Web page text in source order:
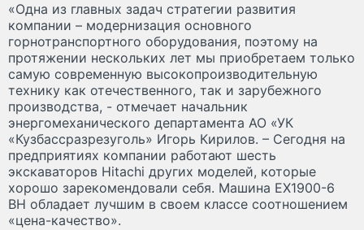
«Одна из главных задач стратегии развития
компании – модернизация основного
горнотранспортного оборудования, поэтому на
протяжении нескольких лет мы приобретаем только
самую современную высокопроизводительную
технику как отечественного, так и зарубежного
производства, - отмечает начальник
энергомеханического департамента АО «УК
«Кузбассразрезуголь» Игорь Кирилов. – Сегодня на
предприятиях компании работают шесть
экскаваторов Hitachi других моделей, которые
хорошо зарекомендовали себя. Машина EX1900-6
BH обладает лучшим в своем классе соотношением
«цена-качество».